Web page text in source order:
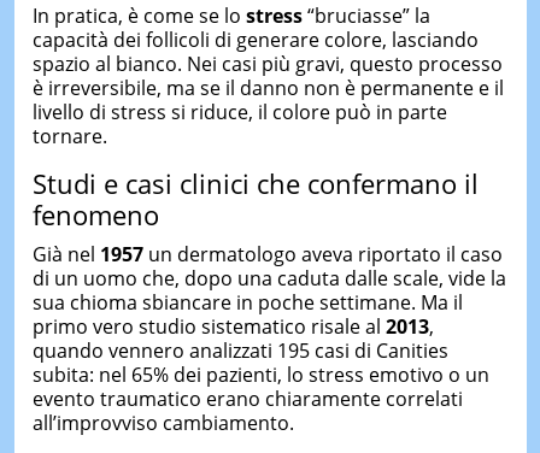
In pratica, è come se lo stress“bruciasse” la
capacità dei follicoli di generare colore, lasciando
spazio al bianco. Nei casi più gravi, questo processo
è irreversibile, ma se il danno non è permanente e il
livello di stress si riduce, il colore può in parte
tornare.
Studi e casi clinici che confermano il
fenomeno
Già nel 1957un dermatologo aveva riportato il caso
di un uomo che, dopo una caduta dalle scale, vide la
sua chioma sbiancare in poche settimane. Ma il
primo vero studio sistematico risale al 2013,
quando vennero analizzati 195 casi di Canities
subita: nel 65% dei pazienti, lo stress emotivo o un
evento traumatico erano chiaramente correlati
all’improvviso cambiamento.